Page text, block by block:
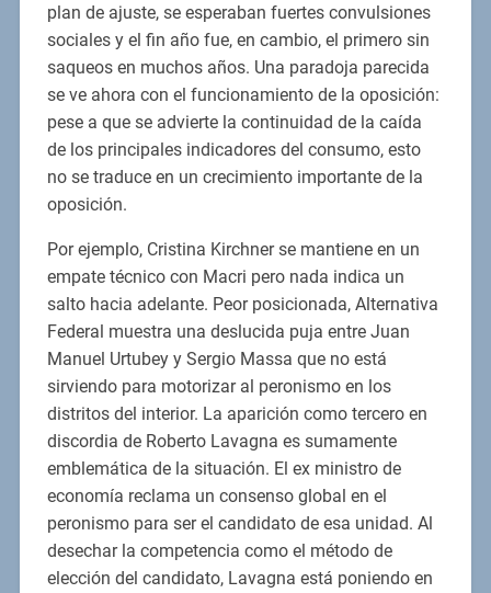
plan de ajuste, se esperaban fuertes convulsiones
sociales y el fin año fue, en cambio, el primero sin
saqueos en muchos años. Una paradoja parecida
se ve ahora con el funcionamiento de la oposición:
pese a que se advierte la continuidad de la caída
de los principales indicadores del consumo, esto
no se traduce en un crecimiento importante de la
oposición.
Por ejemplo, Cristina Kirchner se mantiene en un
empate técnico con Macri pero nada indica un
salto hacia adelante. Peor posicionada, Alternativa
Federal muestra una deslucida puja entre Juan
Manuel Urtubey y Sergio Massa que no está
sirviendo para motorizar al peronismo en los
distritos del interior. La aparición como tercero en
discordia de Roberto Lavagna es sumamente
emblemática de la situación. El ex ministro de
economía reclama un consenso global en el
peronismo para ser el candidato de esa unidad. Al
desechar la competencia como el método de
elección del candidato, Lavagna está poniendo en